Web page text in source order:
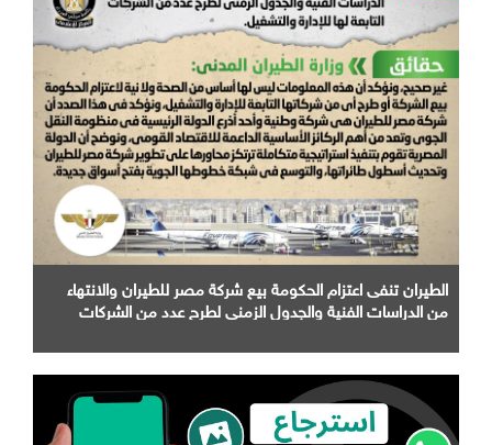
الطيران تنفى اعتزام الحكومة بيع شركة مصر للطيران والانتهاء
من الدراسات الفنية والجدول الزمني لطرح عدد من الشركات